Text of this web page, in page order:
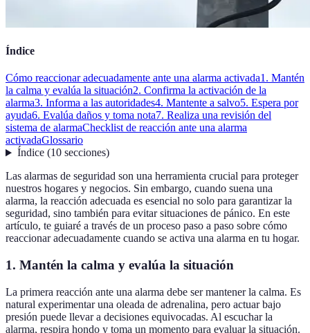
Índice
Cómo reaccionar adecuadamente ante una alarma activada1. Mantén
la calma y evalúa la situación2. Confirma la activación de la
alarma3. Informa a las autoridades4. Mantente a salvo5. Espera por
ayuda6. Evalúa daños y toma nota7. Realiza una revisión del
sistema de alarmaChecklist de reacción ante una alarma
activadaGlossario
Índice(10 secciones)
Las alarmas de seguridad son una herramienta crucial para proteger
nuestros hogares y negocios. Sin embargo, cuando suena una
alarma, la reacción adecuada es esencial no solo para garantizar la
seguridad, sino también para evitar situaciones de pánico. En este
artículo, te guiaré a través de un proceso paso a paso sobre cómo
reaccionar adecuadamente cuando se activa una alarma en tu hogar.
1. Mantén la calma y evalúa la situación
La primera reacción ante una alarma debe ser mantener la calma. Es
natural experimentar una oleada de adrenalina, pero actuar bajo
presión puede llevar a decisiones equivocadas. Al escuchar la
alarma, respira hondo y toma un momento para evaluar la situación.